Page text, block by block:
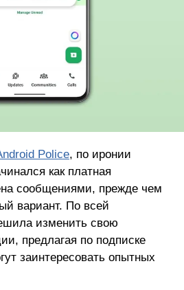
Police, по иронии
как платная
сообщениями, прежде чем
вариант. По всей
изменить свою
предлагая по подписке
заинтересовать опытных